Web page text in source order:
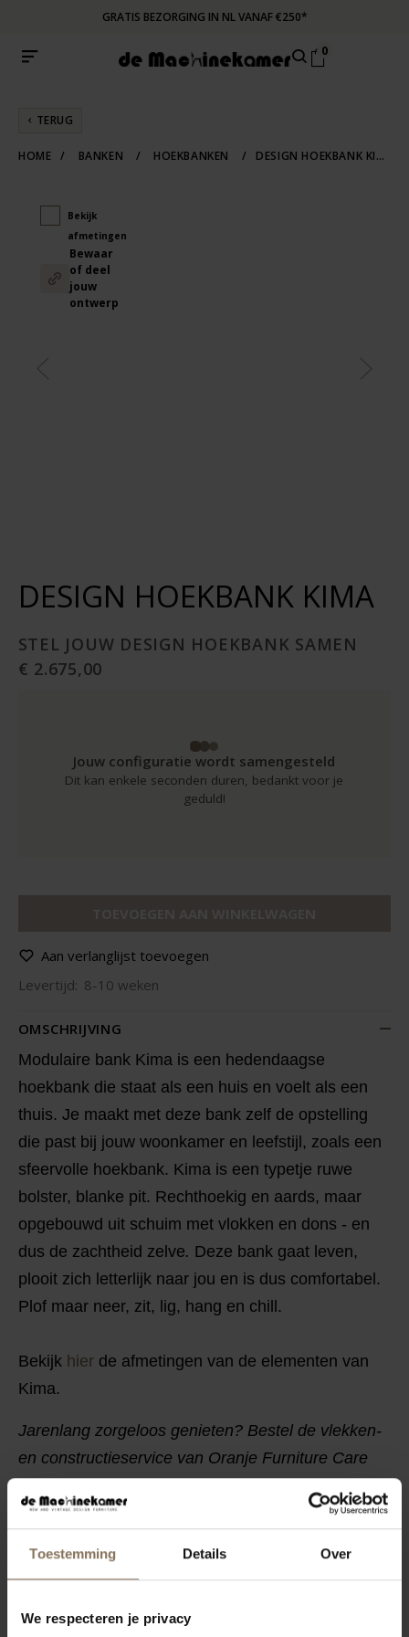
Toestemming Details Over
We respecteren je privacy
GRATIS BEZORGING IN NL VANAF €250*
0
TERUG
HOME / BANKEN / HOEKBANKEN / DESIGN HOEKBANK KIMA
Bekijk
afmetingen
Bewaar
of deel
jouw
ontwerp
DESIGN HOEKBANK KIMA
STEL JOUW DESIGN HOEKBANK SAMEN
€ 2.675,00
Jouw configuratie wordt samengesteld
Dit kan enkele seconden duren, bedankt voor je
geduld!
Aan verlanglijst toevoegen
Levertijd: 8-10 weken
OMSCHRIJVING
Modulaire bank Kima is een hedendaagse
hoekbank die staat als een huis en voelt als een
thuis. Je maakt met deze bank zelf de opstelling
die past bij jouw woonkamer en leefstijl, zoals een
sfeervolle hoekbank. Kima is een typetje ruwe
bolster, blanke pit. Rechthoekig en aards, maar
opgebouwd uit schuim met vlokken en dons - en
dus de zachtheid zelve. Deze bank gaat leven,
plooit zich letterlijk naar jou en is dus comfortabel.
Plof maar neer, zit, lig, hang en chill.
Bekijk hierde afmetingen van de elementen van
Kima.
Jarenlang zorgeloos genieten? Bestel de vlekken-
en constructieservice van Oranje Furniture Care
(All In House service) bij je bank.
MOGELIJKHEDEN
KENMERKEN